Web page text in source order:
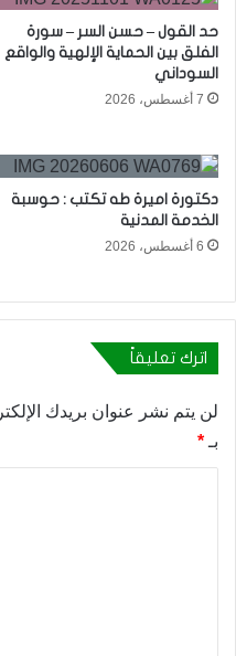
حد القول – حسن السر – سورة
الفلق بين الحماية الإلهية والواقع
السوداني
7 أغسطس، 2026
دكتورة اميرة طه تكتب : حوسبة
الخدمة المدنية
6 أغسطس، 2026
اترك تعليقاً
لن يتم نشر عنوان بريدك
بـ *